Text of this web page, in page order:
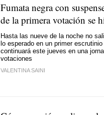
Fumata negra con
de la primera votación se
Hasta las nueve de la noche no
lo esperado en un primer
continuará este jueves en una
votaciones
VALENTINA SAINI